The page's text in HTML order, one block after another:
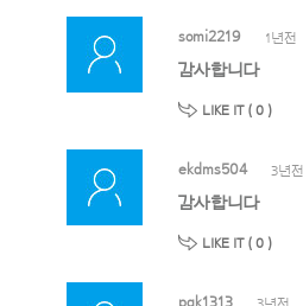
somi2219 1년전
감사합니다
LIKE IT ( 0 )
ekdms504 3년전
감사합니다
LIKE IT ( 0 )
pgk1313